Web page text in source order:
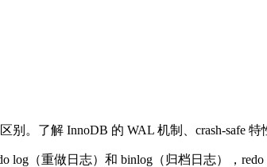
。了解 InnoDB 的 WAL 机制、crash-safe
（重做日志）和 binlog（归档日志），